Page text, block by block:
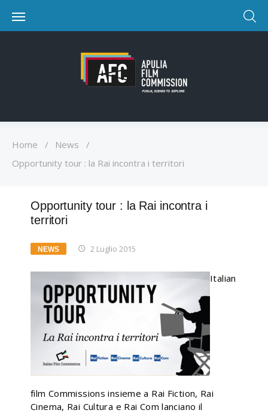
Home / News
/
Opportunity tour : la Rai incontra i territori
Opportunity tour : la Rai incontra i
territori
NEWS 2 Luglio 2015
Italian
film Commissions insieme a Rai Fiction, Rai
Cinema, Rai Cultura e Rai Com lanciano il